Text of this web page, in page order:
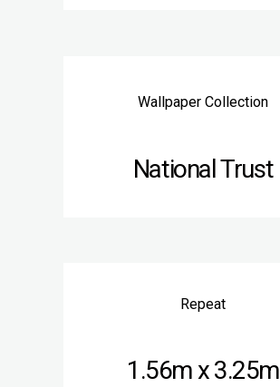
Wallpaper Collection
National Trust
Repeat
1.56m x 3.25m